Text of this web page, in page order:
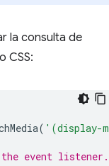
la consulta de
CSS:
( '(display-
event listener.